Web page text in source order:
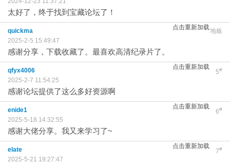
太好了，终于找到宝藏论坛了！
点击重新加载地板
quickma
2025-2-5 15:49:47
感谢分享，下载收藏了。最喜欢高清纪录片了。
点击重新加载
5#
qfyx4006
2025-2-7 11:54:25
感谢论坛提供了这么多好资源啊
点击重新加载
6#
enide1
2025-5-18 14:32:55
感谢大佬分享。我又来学习了~
点击重新加载
7#
elate
2025-5-21 19:27:47